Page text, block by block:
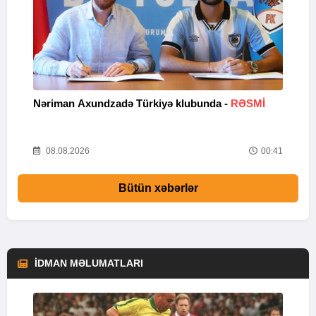
Nəriman Axundzadə Türkiyə klubunda - RƏSMİ
08.08.2026 00:41
Bütün xəbərlər
İDMAN MƏLUMATLARI